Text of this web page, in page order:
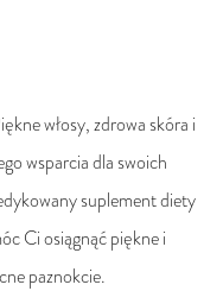
włosy, zdrowa skóra i
wsparcia dla swoich
suplement diety
Ci osiągnąć piękne i
paznokcie.